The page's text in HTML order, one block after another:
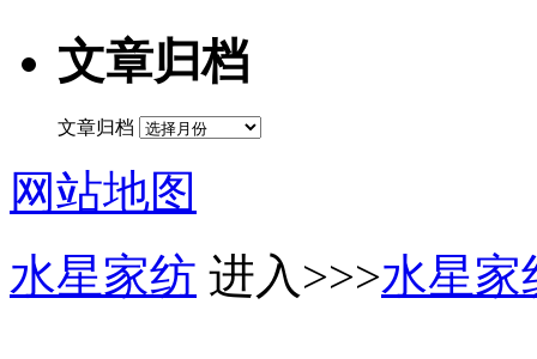
文章归档
文章归档
网站地图
水星家纺 进入>>>水星家